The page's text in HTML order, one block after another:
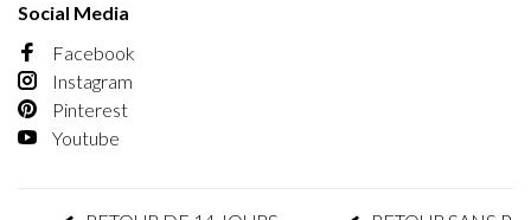
Social Media
Facebook
Instagram
Pinterest
Youtube